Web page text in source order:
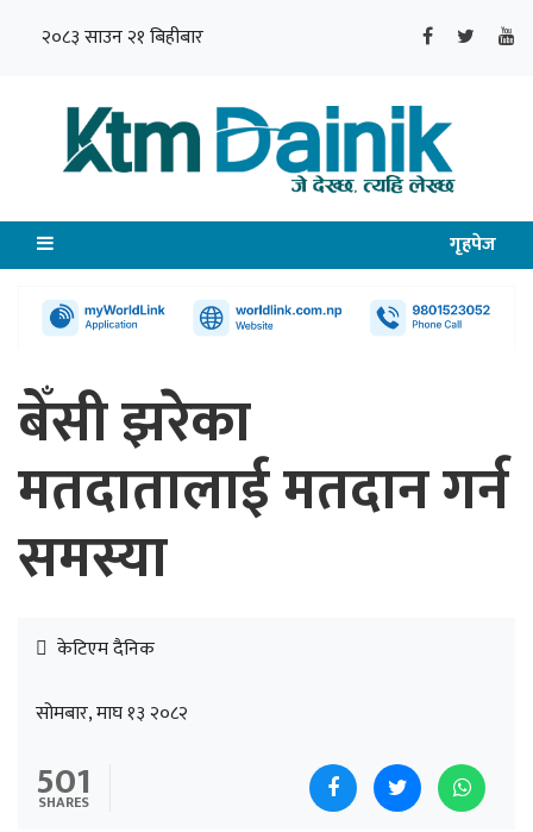
२०८३ साउन २१ बिहीबार
गृहपेज
बेँसी झरेका
मतदातालाई मतदान गर्न
समस्या
केटिएम दैनिक
सोमबार, माघ १३ २०८२
501
SHARES